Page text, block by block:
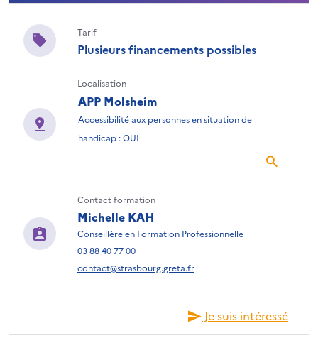
Tarif
Plusieurs financements possibles
Localisation
APP Molsheim
Accessibilité aux personnes en situation de
handicap : OUI
Contact formation
Michelle KAH
Conseillère en Formation Professionnelle
03 88 40 77 00
contact@strasbourg.greta.fr
Je suis intéressé